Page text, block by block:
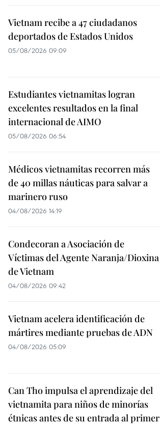
Vietnam recibe a 47 ciudadanos
deportados de Estados Unidos
05/08/2026 09:09
Estudiantes vietnamitas logran
excelentes resultados en la final
internacional de AIMO
05/08/2026 06:54
Médicos vietnamitas recorren más
de 40 millas náuticas para salvar a
marinero ruso
04/08/2026 14:19
Condecoran a Asociación de
Víctimas del Agente Naranja/Dioxina
de Vietnam
04/08/2026 09:42
Vietnam acelera identificación de
mártires mediante pruebas de ADN
04/08/2026 05:09
Can Tho impulsa el aprendizaje del
vietnamita para niños de minorías
étnicas antes de su entrada al primer